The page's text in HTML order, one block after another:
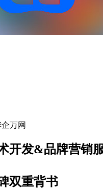
万网
开发&品牌营销
双重背书